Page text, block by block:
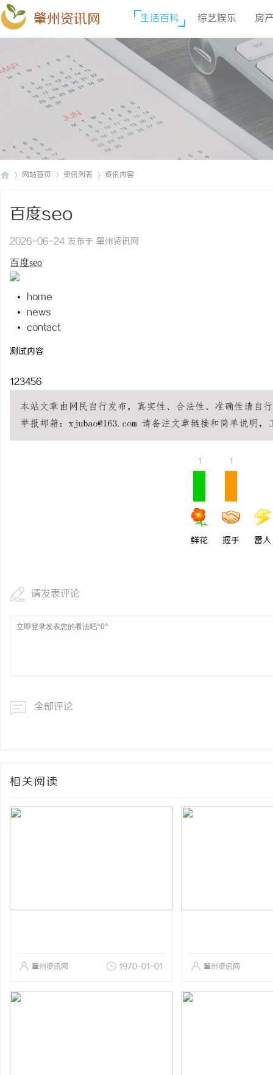
肇州资讯网 生活百科 综艺娱乐 房
网站首页 资讯列表 资讯内容
百度seo
2026-06-24 发布于 肇州资讯网
百度seo
home
news
contact
测试内容
123456
1
鲜花
1
握手 雷人
请发表评论
全部评论
相关阅读
肇州资讯网 1970-01-01 肇州资讯网